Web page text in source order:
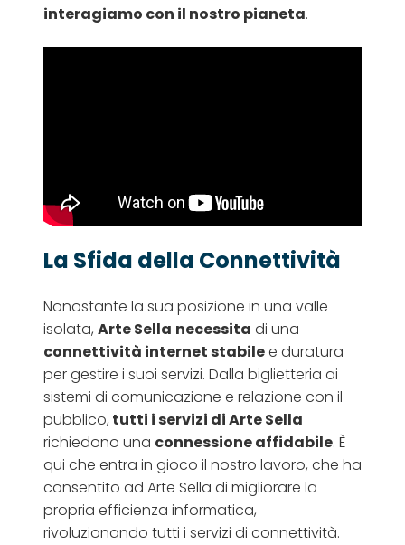
interagiamo con il nostro pianeta.
La Sfida della Connettività
Nonostante la sua posizione in una valle
isolata, Arte Sella necessita di una
connettività internet stabilee duratura
per gestire i suoi servizi. Dalla biglietteria ai
sistemi di comunicazione e relazione con il
pubblico, tutti i servizi di Arte Sella
richiedono una connessione affidabile. È
qui che entra in gioco il nostro lavoro, che ha
consentito ad Arte Sella di migliorare la
propria efficienza informatica,
rivoluzionando tutti i servizi di connettività.